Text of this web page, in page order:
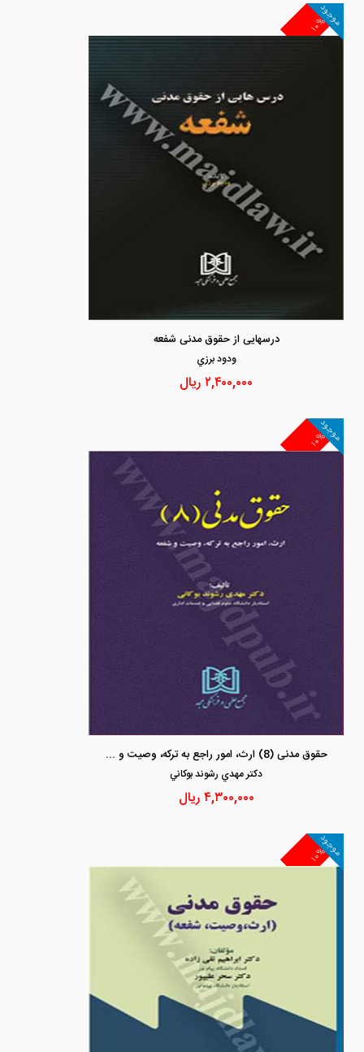
۱۰%
موجود
درسهایی از حقوق مدنی شفعه
ودود برزي
۲,۴۰۰,۰۰۰ریال
۱۰%
موجود
حقوق مدنی (8) ارث، امور راجع به ترکه، وصیت و شفعه
دكتر مهدي رشوند بوكاني
۴,۳۰۰,۰۰۰ریال
۱۰%
موجود